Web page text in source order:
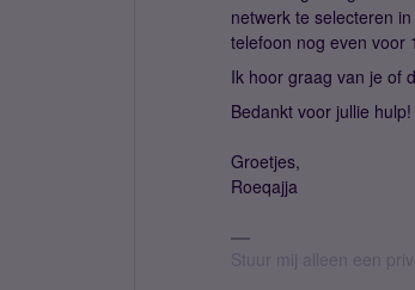
netwerk te selecteren
telefoon nog even voor
Ik hoor graag van je of
Bedankt voor jullie hulp! ​
Groetjes,
Roeqajja
Stuur mij alleen een